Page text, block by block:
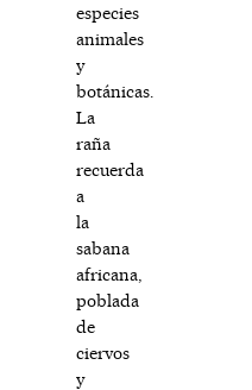
especies
animales
y
botánicas.
La
raña
recuerda
a
la
sabana
africana,
poblada
de
ciervos
y